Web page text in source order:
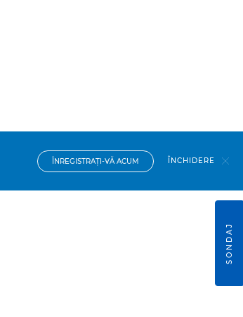
ÎNREGISTRAŢI-VĂ ACUM ÎNCHIDERE
SONDAJ